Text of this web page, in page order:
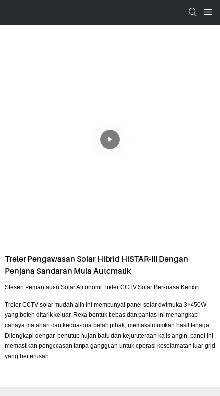
Treler Pengawasan Solar Hibrid HiSTAR-III Dengan
Penjana Sandaran Mula Automatik
Stesen Pemantauan Solar Autonomi Treler CCTV Solar Berkuasa Kendiri
Treler CCTV solar mudah alih ini mempunyai panel solar dwimuka 3×450W
yang boleh ditarik keluar. Reka bentuk bebas dan pantas ini menangkap
cahaya matahari dari kedua-dua belah pihak, memaksimumkan hasil tenaga.
Dilengkapi dengan penutup hujan batu dan kejuruteraan kalis angin, panel ini
memastikan pengecasan tanpa gangguan untuk operasi keselamatan luar grid
yang berterusan.